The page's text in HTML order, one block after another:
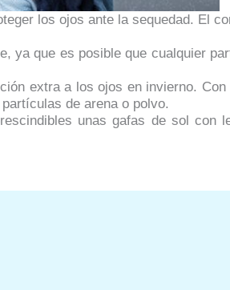
los ojos ante la sequedad. El
que es posible que cualquier
extra a los ojos en invierno.
de arena o polvo.
unas gafas de sol